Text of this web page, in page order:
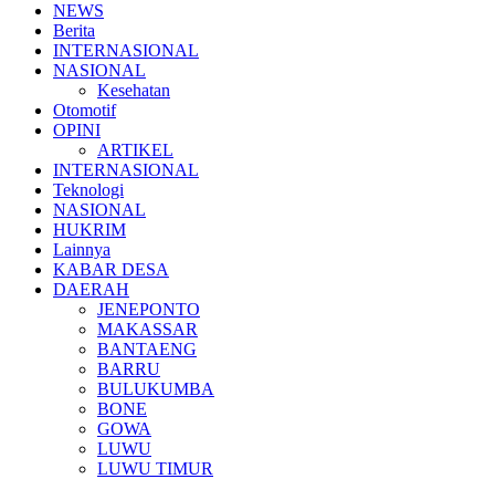
NEWS
Berita
INTERNASIONAL
NASIONAL
Kesehatan
Otomotif
OPINI
ARTIKEL
INTERNASIONAL
Teknologi
NASIONAL
HUKRIM
Lainnya
KABAR DESA
DAERAH
JENEPONTO
MAKASSAR
BANTAENG
BARRU
BULUKUMBA
BONE
GOWA
LUWU
LUWU TIMUR